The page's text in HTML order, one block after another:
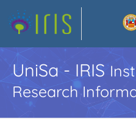
UniSa - IRIS
Research